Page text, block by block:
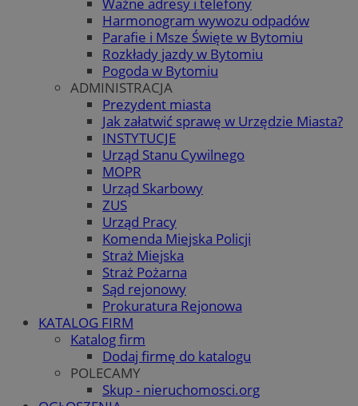
Harmonogram wywozu odpadów
Parafie i Msze Święte w Bytomiu
Rozkłady jazdy w Bytomiu
Pogoda w Bytomiu
ADMINISTRACJA
Prezydent miasta
Jak załatwić sprawę w Urzędzie Miasta?
INSTYTUCJE
Urząd Stanu Cywilnego
MOPR
Urząd Skarbowy
ZUS
Urząd Pracy
Komenda Miejska Policji
Straż Miejska
Straż Pożarna
Sąd rejonowy
Prokuratura Rejonowa
KATALOG FIRM
Katalog firm
Dodaj firmę do katalogu
POLECAMY
Skup - nieruchomosci.org